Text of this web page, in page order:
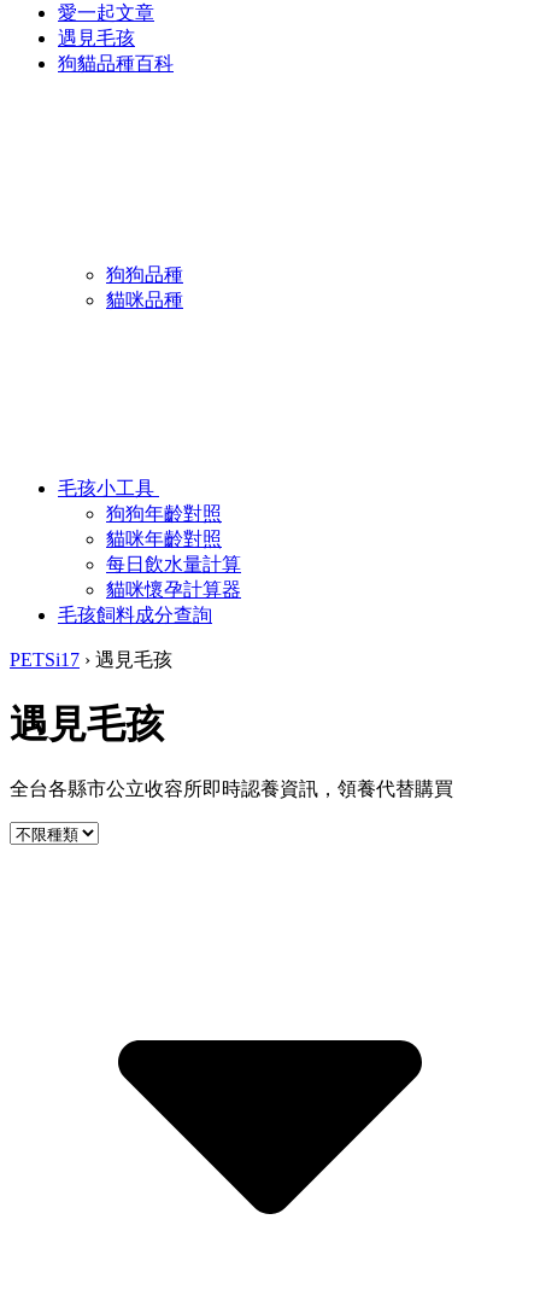
愛一起文章
遇見毛孩
狗貓品種百科
狗狗品種
貓咪品種
毛孩小工具
狗狗年齡對照
貓咪年齡對照
每日飲水量計算
貓咪懷孕計算器
毛孩飼料成分查詢
PETSi17 › 遇見毛孩
遇見毛孩
全台各縣市公立收容所即時認養資訊，領養代替購買